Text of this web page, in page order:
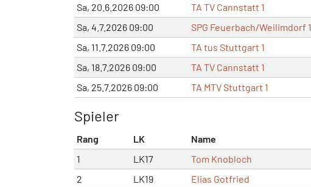
Sa, 20.6.2026 09:00
TA TV Cannstatt 1
Sa, 4.7.2026 09:00
SPG Feuerbach/Weilimdorf 1
Sa, 11.7.2026 09:00
TA tus Stuttgart 1
Sa, 18.7.2026 09:00
TA TV Cannstatt 1
Sa, 25.7.2026 09:00
TA MTV Stuttgart 1
Spieler
Rang LK Name
1
LK17 Tom Knobloch
2
LK19 Elias Gotfried